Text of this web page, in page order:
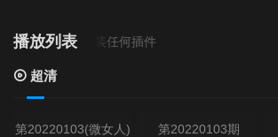
播放列表
超清- 无需安装任何插件
超清
第20220103(微女人) 第20220103期